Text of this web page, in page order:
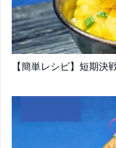
【簡単レシピ】短期